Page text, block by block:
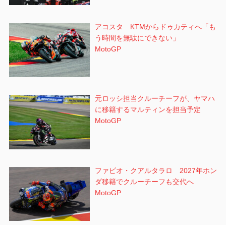
アコスタ KTMからドゥカティへ「も
う時間を無駄にできない」
MotoGP
元ロッシ担当クルーチーフが、ヤマハ
に移籍するマルティンを担当予定
MotoGP
ファビオ・クアルタラロ 2027年ホン
ダ移籍でクルーチーフも交代へ
MotoGP